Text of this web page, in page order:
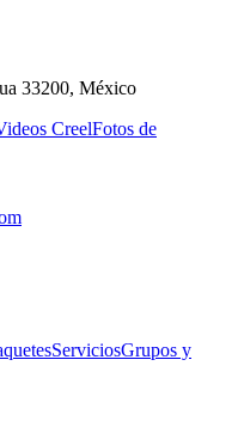
33200, México
CreelFotos de
ServiciosGrupos y